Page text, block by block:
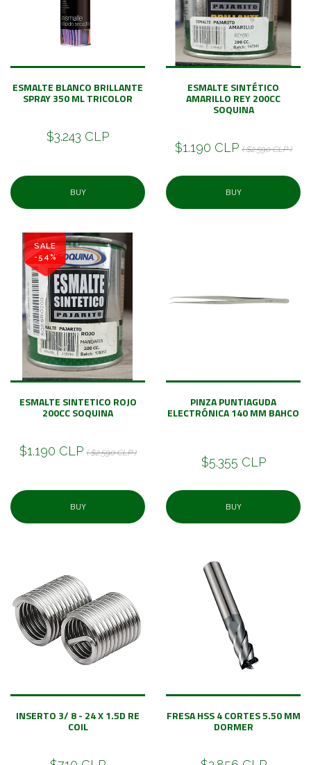
ESMALTE BLANCO BRILLANTE
SPRAY 350 ML TRICOLOR
$3.243 CLP
BUY
ESMALTE SINTÉTICO
AMARILLO REY 200CC
SOQUINA
$1.190 CLP ( $2.590 CLP )
BUY
SALE
-54%
ESMALTE SINTETICO ROJO
200CC SOQUINA
$1.190 CLP ( $2.590 CLP )
BUY
PINZA PUNTIAGUDA
ELECTRÓNICA 140 MM BAHCO
$5.355 CLP
BUY
INSERTO 3/ 8 - 24 X 1.5D RE
COIL
FRESA HSS 4 CORTES 5.50 MM
DORMER